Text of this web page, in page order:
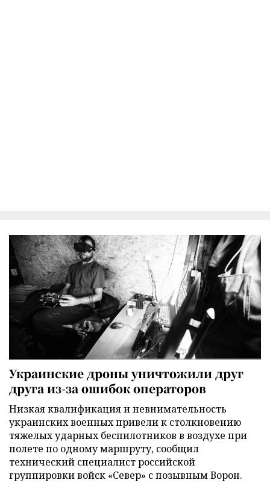
Украинские дроны уничтожили друг
друга из-за ошибок операторов
Низкая квалификация и невнимательность
украинских военных привели к столкновению
тяжелых ударных беспилотников в воздухе при
полете по одному маршруту, сообщил
технический специалист российской
группировки войск «Север» с позывным Ворон.